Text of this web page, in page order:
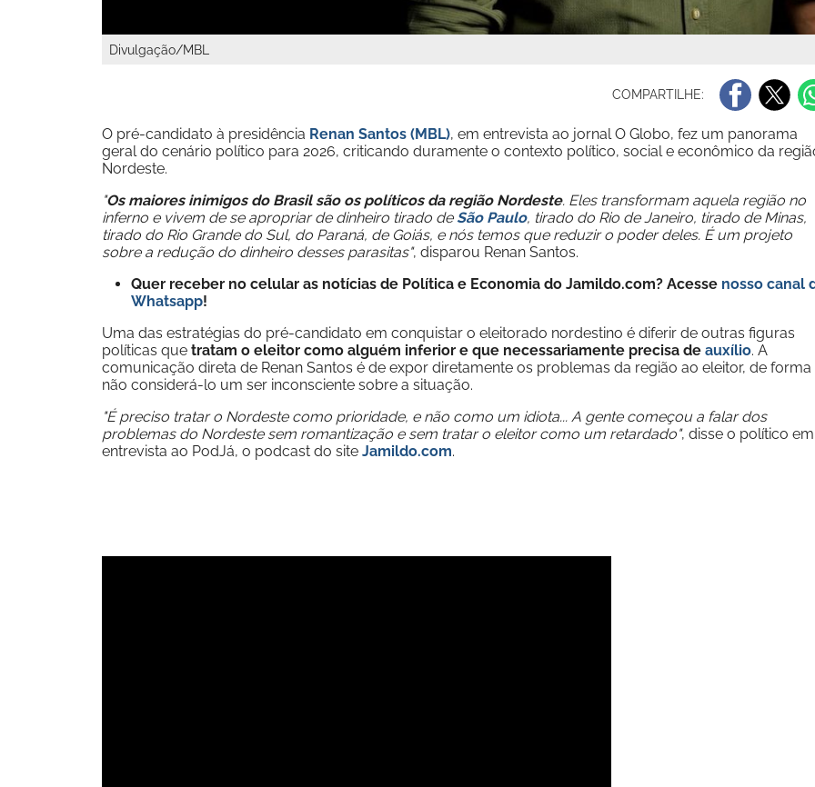
Divulgação/MBL
COMPARTILHE:
O pré-candidato à presidência Renan Santos (MBL), em entrevista ao jornal O Globo, fez um panorama
geral do cenário político para 2026, criticando duramente o contexto político, social e econômico da
Nordeste.
"Os maiores inimigos do Brasil são os políticos da região Nordeste. Eles transformam aquela região no
inferno e vivem de se apropriar de dinheiro tirado de São Paulo, tirado do Rio de Janeiro, tirado de Minas,
tirado do Rio Grande do Sul, do Paraná, de Goiás, e nós temos que reduzir o poder deles. É um projeto
sobre a redução do dinheiro desses parasitas", disparou Renan Santos.
Quer receber no celular as notícias de Política e Economia do Jamildo.com? Acesse nosso canal
Whatsapp!
Uma das estratégias do pré-candidato em conquistar o eleitorado nordestino é diferir de outras figuras
políticas que tratam o eleitor como alguém inferior e que necessariamente precisa de auxílio. A
comunicação direta de Renan Santos é de expor diretamente os problemas da região ao eleitor, de forma
não considerá-lo um ser inconsciente sobre a situação.
"É preciso tratar o Nordeste como prioridade, e não como um idiota... A gente começou a falar dos
problemas do Nordeste sem romantização e sem tratar o eleitor como um retardado", disse o político em
entrevista ao PodJá, o podcast do site Jamildo.com.